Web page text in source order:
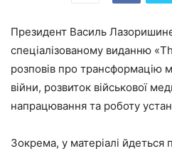
Президент Василь
спеціалізованому виданню
розповів про трансформацію
війни, розвиток військової
напрацювання та роботу
Зокрема, у матеріалі